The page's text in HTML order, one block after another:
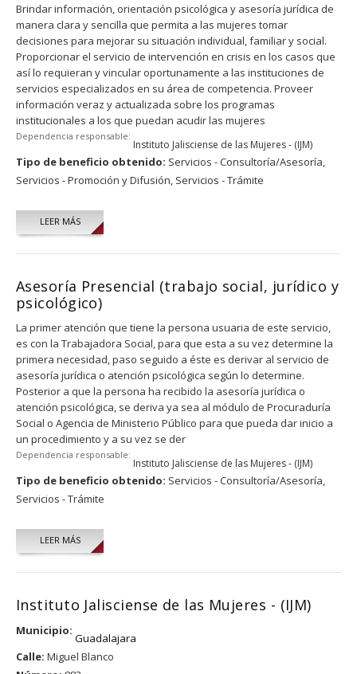
Brindar información, orientación psicológica y asesoría jurídica de
manera clara y sencilla que permita a las mujeres tomar
decisiones para mejorar su situación individual, familiar y social.
Proporcionar el servicio de intervención en crisis en los casos que
así lo requieran y vincular oportunamente a las instituciones de
servicios especializados en su área de competencia. Proveer
información veraz y actualizada sobre los programas
institucionales a los que puedan acudir las mujeres
Dependencia responsable:
Instituto Jalisciense de las Mujeres - (IJM)
Tipo de beneficio obtenido: Servicios - Consultoría/Asesoría,
Servicios - Promoción y Difusión, Servicios - Trámite
LEER MÁS
Asesoría Presencial (trabajo social, jurídico y
psicológico)
La primer atención que tiene la persona usuaria de este servicio,
es con la Trabajadora Social, para que esta a su vez determine la
primera necesidad, paso seguido a éste es derivar al servicio de
asesorí­a jurí­dica o atención psicológica según lo determine.
Posterior a que la persona ha recibido la asesorí­a jurí­dica o
atención psicológica, se deriva ya sea al módulo de Procuradurí­a
Social o Agencia de Ministerio Público para que pueda dar inicio a
un procedimiento y a su vez se der
Dependencia responsable:
Instituto Jalisciense de las Mujeres - (IJM)
Tipo de beneficio obtenido: Servicios - Consultoría/Asesoría,
Servicios - Trámite
LEER MÁS
Instituto Jalisciense de las Mujeres - (IJM)
Municipio:
Guadalajara
Calle: Miguel Blanco